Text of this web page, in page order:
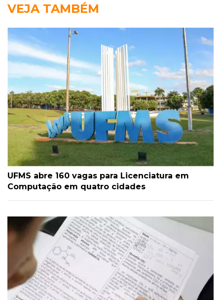
VEJA TAMBÉM
UFMS abre 160 vagas para Licenciatura em
Computação em quatro cidades